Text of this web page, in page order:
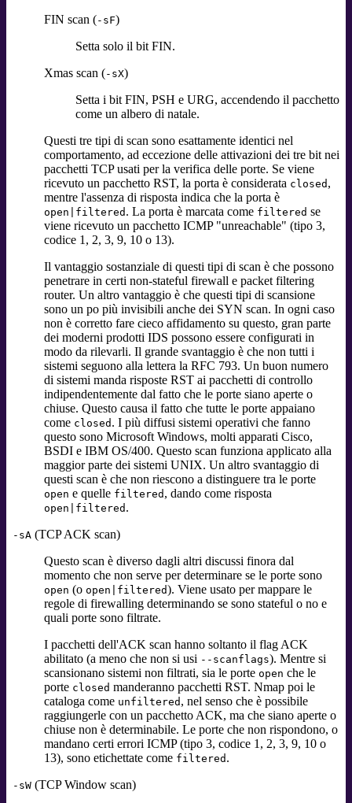
FIN scan (-sF)
Setta solo il bit FIN.
Xmas scan (-sX)
Setta i bit FIN, PSH e URG, accendendo il pacchetto
come un albero di natale.
Questi tre tipi di scan sono esattamente identici nel
comportamento, ad eccezione delle attivazioni dei tre bit nei
pacchetti TCP usati per la verifica delle porte. Se viene
ricevuto un pacchetto RST, la porta è considerata closed ,
mentre l'assenza di risposta indica che la porta è
open|filtered . La porta è marcata come filtered se
viene ricevuto un pacchetto ICMP "unreachable" (tipo 3,
codice 1, 2, 3, 9, 10 o 13).
Il vantaggio sostanziale di questi tipi di scan è che possono
penetrare in certi non-stateful firewall e packet filtering
router. Un altro vantaggio è che questi tipi di scansione
sono un po più invisibili anche dei SYN scan. In ogni caso
non è corretto fare cieco affidamento su questo, gran parte
dei moderni prodotti IDS possono essere configurati in
modo da rilevarli. Il grande svantaggio è che non tutti i
sistemi seguono alla lettera la RFC 793. Un buon numero
di sistemi manda risposte RST ai pacchetti di controllo
indipendentemente dal fatto che le porte siano aperte o
chiuse. Questo causa il fatto che tutte le porte appaiano
come closed . I più diffusi sistemi operativi che fanno
questo sono Microsoft Windows, molti apparati Cisco,
BSDI e IBM OS/400. Questo scan funziona applicato alla
maggior parte dei sistemi UNIX. Un altro svantaggio di
questi scan è che non riescono a distinguere tra le porte
open e quelle filtered , dando come risposta
open|filtered .
-sA (TCP ACK scan)
Questo scan è diverso dagli altri discussi finora dal
momento che non serve per determinare se le porte sono
open (o open|filtered). Viene usato per mappare le
regole di firewalling determinando se sono stateful o no e
quali porte sono filtrate.
I pacchetti dell'ACK scan hanno soltanto il flag ACK
abilitato (a meno che non si usi --scanflags). Mentre si
scansionano sistemi non filtrati, sia le porte open che le
porte closed manderanno pacchetti RST. Nmap poi le
cataloga come unfiltered , nel senso che è possibile
raggiungerle con un pacchetto ACK, ma che siano aperte o
chiuse non è determinabile. Le porte che non rispondono, o
mandano certi errori ICMP (tipo 3, codice 1, 2, 3, 9, 10 o
13), sono etichettate come filtered .
-sW (TCP Window scan)